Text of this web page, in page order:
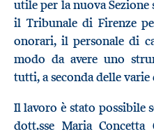
utile per la nuova
il Tribunale di Firenze
onorari, il personale di
modo da avere uno
tutti, a seconda delle
Il lavoro è stato possibile
dott.sse Maria Concetta